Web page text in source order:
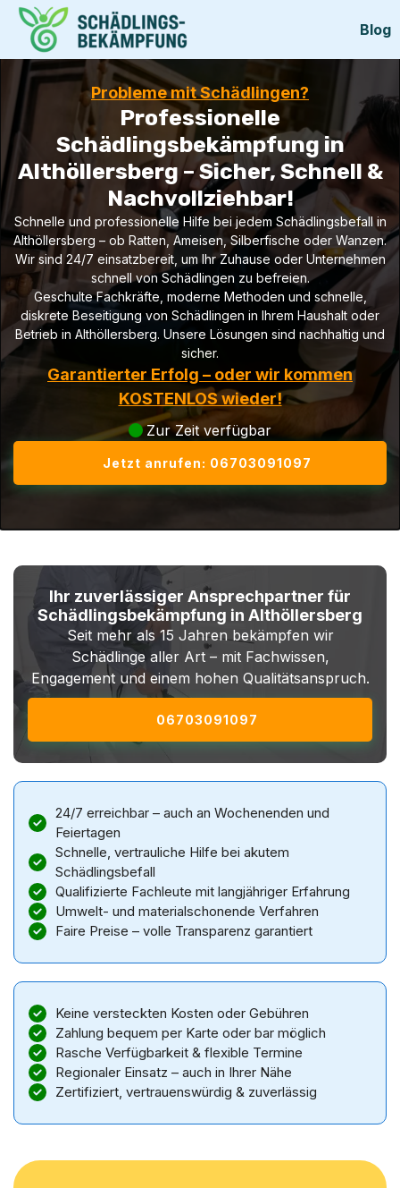
Blog
Probleme mit Schädlingen?
Professionelle
Schädlingsbekämpfung in
Althöllersberg – Sicher, Schnell &
Nachvollziehbar!
Schnelle und professionelle Hilfe bei jedem Schädlingsbefall in
Althöllersberg – ob Ratten, Ameisen, Silberfische oder Wanzen.
Wir sind 24/7 einsatzbereit, um Ihr Zuhause oder Unternehmen
schnell von Schädlingen zu befreien.
Geschulte Fachkräfte, moderne Methoden und schnelle,
diskrete Beseitigung von Schädlingen in Ihrem Haushalt oder
Betrieb in Althöllersberg. Unsere Lösungen sind nachhaltig und
sicher.
Garantierter Erfolg – oder wir kommen
KOSTENLOS wieder!
Zur Zeit verfügbar
Jetzt anrufen: 06703091097
Ihr zuverlässiger Ansprechpartner für
Schädlingsbekämpfung in Althöllersberg
Seit mehr als 15 Jahren bekämpfen wir
Schädlinge aller Art – mit Fachwissen,
Engagement und einem hohen Qualitätsanspruch.
06703091097
24/7 erreichbar – auch an Wochenenden und
Feiertagen
Schnelle, vertrauliche Hilfe bei akutem
Schädlingsbefall
Qualifizierte Fachleute mit langjähriger Erfahrung
Umwelt- und materialschonende Verfahren
Faire Preise – volle Transparenz garantiert
Keine versteckten Kosten oder Gebühren
Zahlung bequem per Karte oder bar möglich
Rasche Verfügbarkeit & flexible Termine
Regionaler Einsatz – auch in Ihrer Nähe
Zertifiziert, vertrauenswürdig & zuverlässig